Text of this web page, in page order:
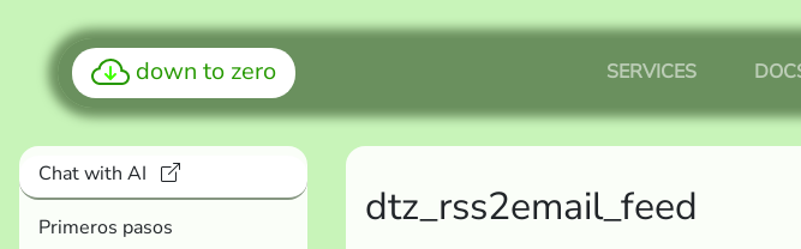
down to zero SERVICES
Chat with AI
Primeros pasos
dtz_rss2email_feed